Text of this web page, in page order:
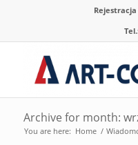
Archive for month:
You are here: Home /